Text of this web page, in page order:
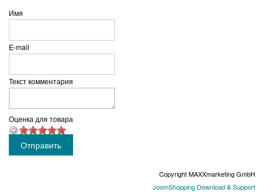
Имя
E-mail
Текст комментария
Оценка для товара
Copyright MAXXmarketing GmbH
JoomShopping Download & Support